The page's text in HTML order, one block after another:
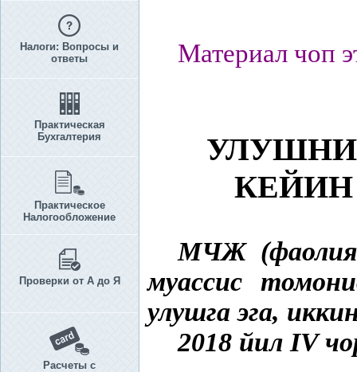
Налоги: Вопросы и
ответы
Практическая
Бухгалтерия
Практическое
Налогообложение
Проверки от А до Я
Расчеты с
Материал чоп
МЧЖ
муассис
улушга эга,
2018 йил IV